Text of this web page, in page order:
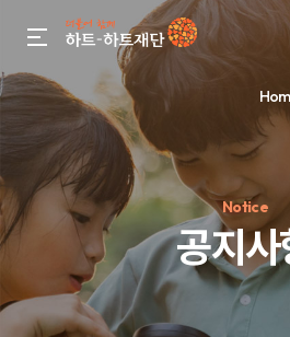
gnb menu open
인기 키워드
#정기후원#하트플레이스#캠페
Notice
공지사